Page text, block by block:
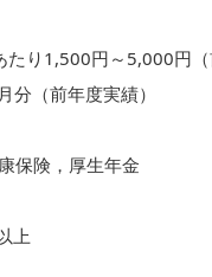
り1,500円～5,000円（
（前年度実績）
保険，厚生年金
上